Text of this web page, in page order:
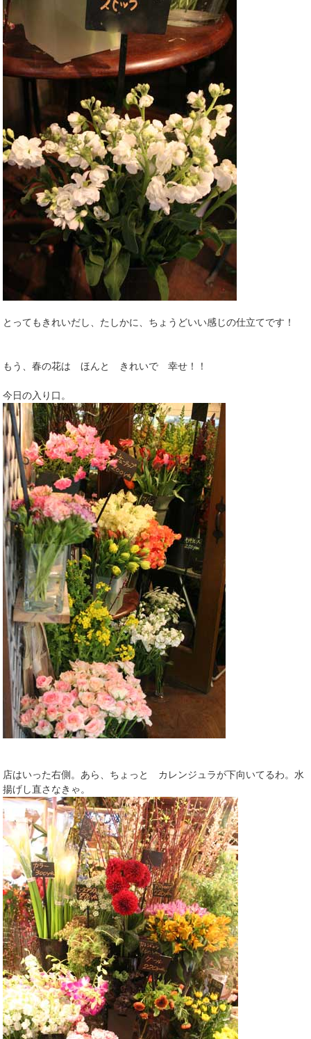
とってもきれいだし、たしかに、ちょうどいい感じの仕立てです！
もう、春の花は ほんと きれいで 幸せ！！
今日の入り口。
店はいった右側。あら、ちょっと カレンジュラが下向いてるわ。水
揚げし直さなきゃ。